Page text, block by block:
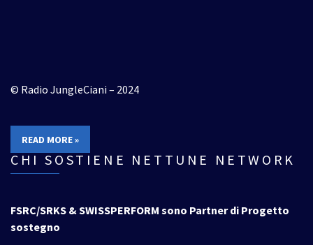
© Radio JungleCiani – 2024
READ MORE »
CHI SOSTIENE NETTUNE NETWORK
FSRC/SRKS & SWISSPERFORM sono Partner di Progetto
sostegno